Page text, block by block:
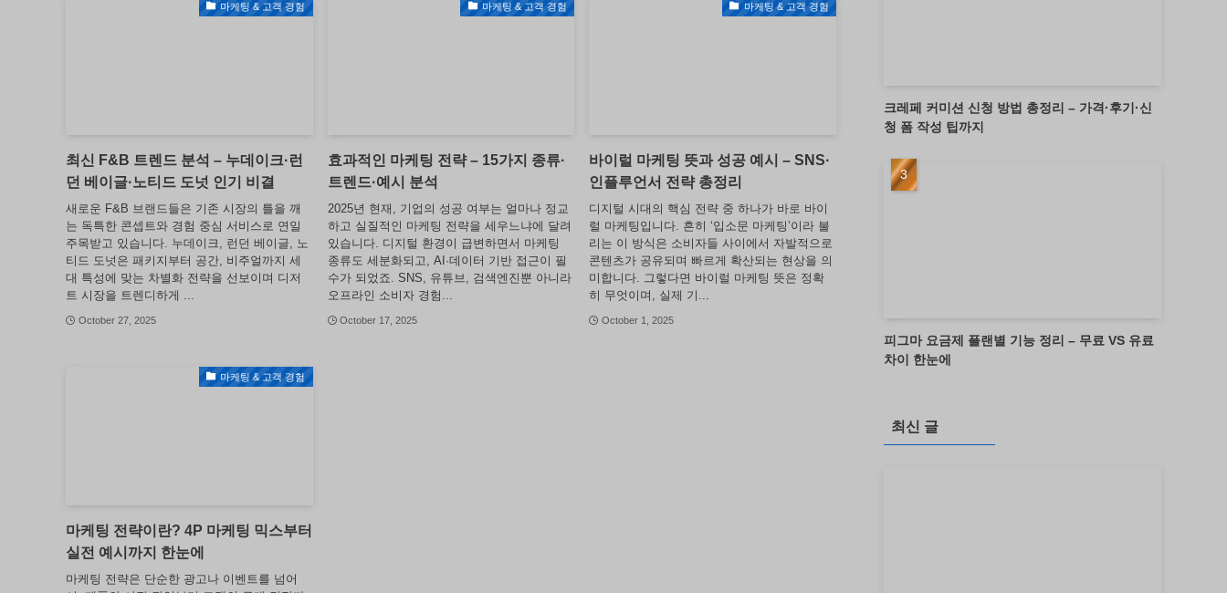
마케팅 & 고객 경험
최신 F&B 트렌드 분석 – 누데이크·런
던 베이글·노티드 도넛 인기 비결
새로운 F&B 브랜드들은 기존 시장의 틀을 깨
는 독특한 콘셉트와 경험 중심 서비스로 연일
주목받고 있습니다. 누데이크, 런던 베이글, 노
티드 도넛은 패키지부터 공간, 비주얼까지 세
대 특성에 맞는 차별화 전략을 선보이며 디저
트 시장을 트렌디하게 ...
October 27, 2025
마케팅 & 고객 경험
효과적인 마케팅 전략 – 15가지 종류·
트렌드·예시 분석
2025년 현재, 기업의 성공 여부는 얼마나 정교
하고 실질적인 마케팅 전략을 세우느냐에 달려
있습니다. 디지털 환경이 급변하면서 마케팅
종류도 세분화되고, AI·데이터 기반 접근이 필
수가 되었죠. SNS, 유튜브, 검색엔진뿐 아니라
오프라인 소비자 경험...
October 17, 2025
마케팅 & 고객 경험
바이럴 마케팅 뜻과 성공 예시 – SNS·
인플루언서 전략 총정리
디지털 시대의 핵심 전략 중 하나가 바로 바이
럴 마케팅입니다. 흔히 ‘입소문 마케팅’이라 불
리는 이 방식은 소비자들 사이에서 자발적으로
콘텐츠가 공유되며 빠르게 확산되는 현상을 의
미합니다. 그렇다면 바이럴 마케팅 뜻은 정확
히 무엇이며, 실제 기...
October 1, 2025
마케팅 & 고객 경험
마케팅 전략이란? 4P 마케팅 믹스부터
실전 예시까지 한눈에
마케팅 전략은 단순한 광고나 이벤트를 넘어
크레페 커미션 신청 방법 총정리 – 가격·후기·신
청 폼 작성 팁까지
피그마 요금제 플랜별 기능 정리 – 무료 VS 유료
차이 한눈에
최신 글